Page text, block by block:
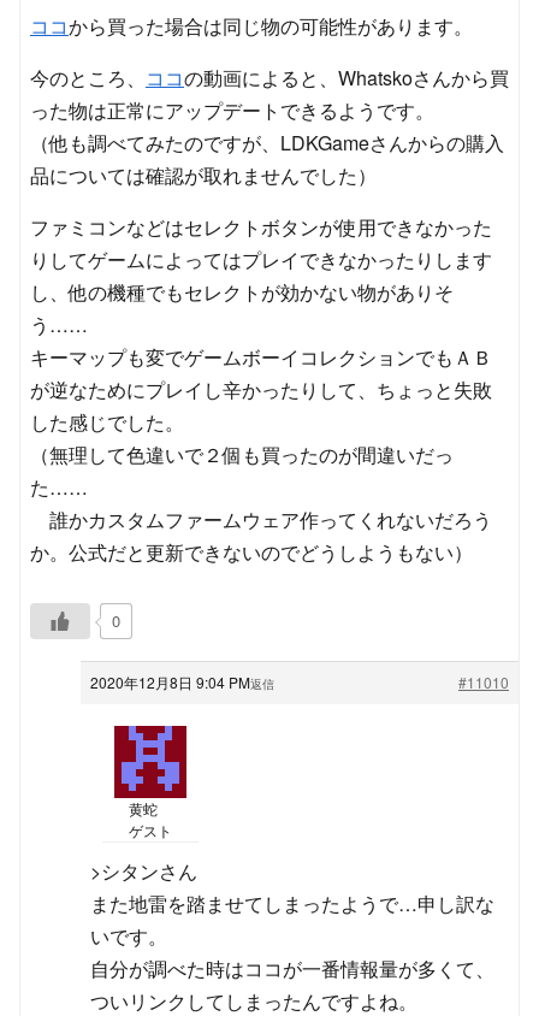
ココから買った場合は同じ物の可能性があります。
今のところ、 ココの動画によると、Whatskoさんから買
った物は正常にアップデートできるようです。
（他も調べてみたのですが、LDKGameさんからの購入
品については確認が取れませんでした）
ファミコンなどはセレクトボタンが使用できなかった
りしてゲームによってはプレイできなかったりします
し、他の機種でもセレクトが効かない物がありそ
う……
キーマップも変でゲームボーイコレクションでもＡＢ
が逆なためにプレイし辛かったりして、ちょっと失敗
した感じでした。
（無理して色違いで２個も買ったのが間違いだっ
た……
誰かカスタムファームウェア作ってくれないだろう
か。公式だと更新できないのでどうしようもない）
0
2020年12月8日 9:04 PM #11010
返信
黄蛇
ゲスト
>シタンさん
また地雷を踏ませてしまったようで…申し訳な
いです。
自分が調べた時はココが一番情報量が多くて、
ついリンクしてしまったんですよね。